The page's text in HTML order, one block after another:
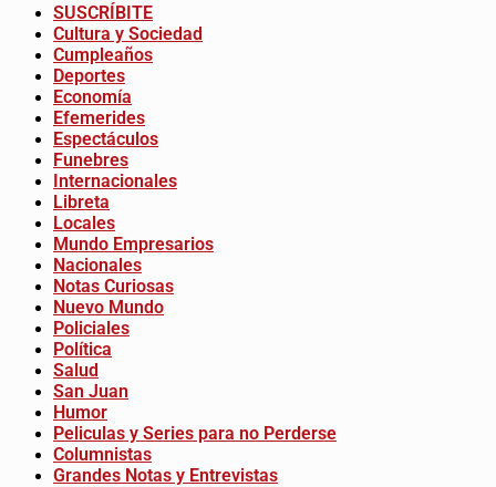
SUSCRÍBITE
Cultura y Sociedad
Cumpleaños
Deportes
Economía
Efemerides
Espectáculos
Funebres
Internacionales
Libreta
Locales
Mundo Empresarios
Nacionales
Notas Curiosas
Nuevo Mundo
Policiales
Política
Salud
San Juan
Humor
Peliculas y Series para no Perderse
Columnistas
Grandes Notas y Entrevistas